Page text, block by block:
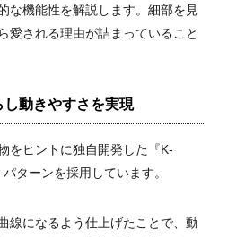
な機能性を解説します。細部を見
愛される理由が詰まっていること
動きやすさを実現
をヒントに独自開発した『K-
ターンを採用しています。
線になるよう仕上げたことで、動